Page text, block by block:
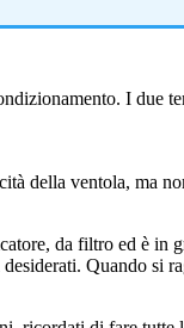
I due
della ventola, ma
da filtro ed è in
Quando si